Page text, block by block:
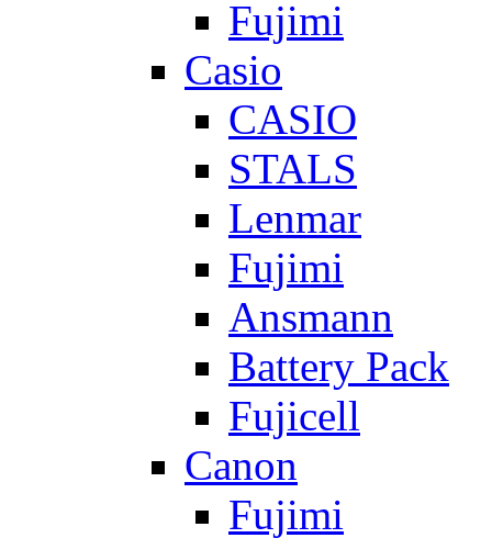
Fujimi
Casio
CASIO
STALS
Lenmar
Fujimi
Ansmann
Battery Pack
Fujicell
Canon
Fujimi